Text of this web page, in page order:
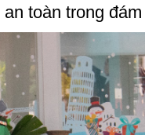
toàn trong đám